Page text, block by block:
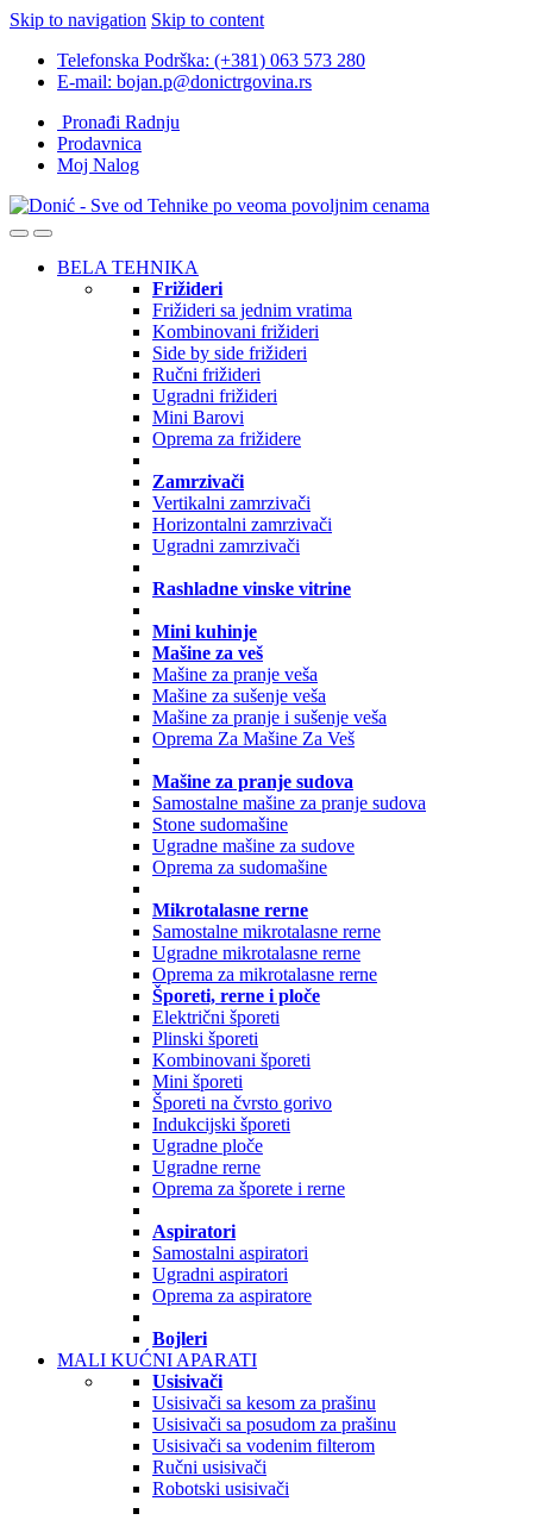
Skip to navigation Skip to content
Telefonska Podrška: (+381) 063 573 280
E-mail: bojan.p@donictrgovina.rs
Pronađi Radnju
Prodavnica
Moj Nalog
BELA TEHNIKA
Frižideri
Frižideri sa jednim vratima
Kombinovani frižideri
Side by side frižideri
Ručni frižideri
Ugradni frižideri
Mini Barovi
Oprema za frižidere
Zamrzivači
Vertikalni zamrzivači
Horizontalni zamrzivači
Ugradni zamrzivači
Rashladne vinske vitrine
Mini kuhinje
Mašine za veš
Mašine za pranje veša
Mašine za sušenje veša
Mašine za pranje i sušenje veša
Oprema Za Mašine Za Veš
Mašine za pranje sudova
Samostalne mašine za pranje sudova
Stone sudomašine
Ugradne mašine za sudove
Oprema za sudomašine
Mikrotalasne rerne
Samostalne mikrotalasne rerne
Ugradne mikrotalasne rerne
Oprema za mikrotalasne rerne
Šporeti, rerne i ploče
Električni šporeti
Plinski šporeti
Kombinovani šporeti
Mini šporeti
Šporeti na čvrsto gorivo
Indukcijski šporeti
Ugradne ploče
Ugradne rerne
Oprema za šporete i rerne
Aspiratori
Samostalni aspiratori
Ugradni aspiratori
Oprema za aspiratore
Bojleri
MALI KUĆNI APARATI
Usisivači
Usisivači sa kesom za prašinu
Usisivači sa posudom za prašinu
Usisivači sa vodenim filterom
Ručni usisivači
Robotski usisivači